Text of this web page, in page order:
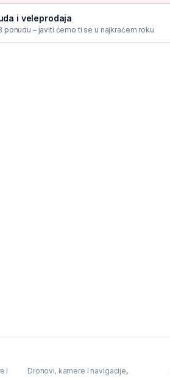
i veleprodaja
ponudu – javiti ćemo ti se u najkraćem roku
I
Dronovi, kamere I navigacije,